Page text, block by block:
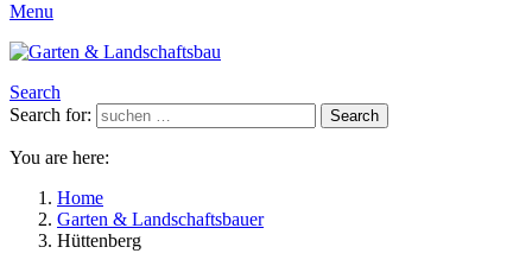
Menu
Search
Search for:
Search
You are here:
Home
Garten & Landschaftsbauer
Hüttenberg